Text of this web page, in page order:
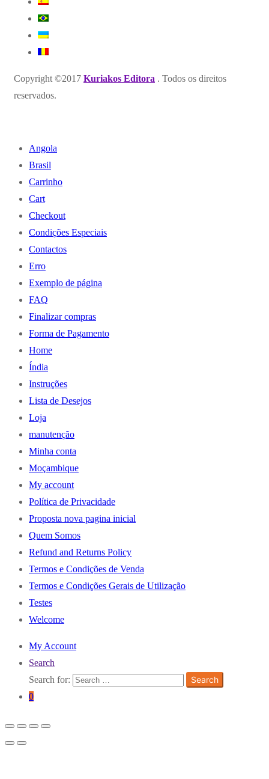
Copyright ©2017 Kuriakos Editora . Todos os direitos
reservados.
Angola
Brasil
Carrinho
Cart
Checkout
Condições Especiais
Contactos
Erro
Exemplo de página
FAQ
Finalizar compras
Forma de Pagamento
Home
Índia
Instruções
Lista de Desejos
Loja
manutenção
Minha conta
Moçambique
My account
Política de Privacidade
Proposta nova pagina inicial
Quem Somos
Refund and Returns Policy
Termos e Condições de Venda
Termos e Condições Gerais de Utilização
Testes
Welcome
My Account
Search
Search for:
Search
0